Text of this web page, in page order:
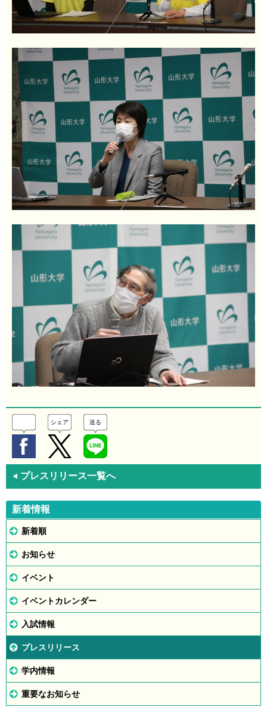
シェア 送る
◀ プレスリリース一覧へ
新着情報
新着順
お知らせ
イベント
イベントカレンダー
入試情報
プレスリリース
学内情報
重要なお知らせ